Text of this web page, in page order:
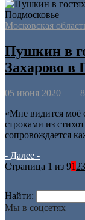
Московская
Пушкин в
Захарово в
05 июня 2020
«Мне видится моё
строками из
сопровождается
- Далее -
Страница 1 из 91 23
Найти:
Мы в соцсетях